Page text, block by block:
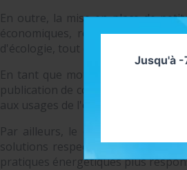
En outre, la mise en place de
économiques, répondant aux
d'écologie, tout en offrant des
En tant que moteur du progrès
publication de connaissances et
aux usages de l'énergie,
Par ailleurs, le développement
solutions respectueuses de
pratiques énergétiques plus
Jusqu'à -